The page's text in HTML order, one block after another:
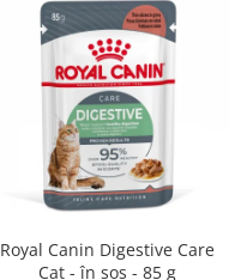
Royal Canin Digestive Care
Cat - în sos - 85 g